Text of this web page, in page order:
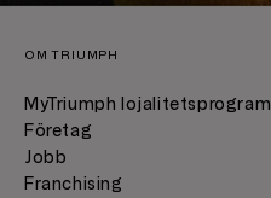
OM TRIUMPH
MyTriumph lojalitetsprogram
Företag
Jobb
Franchising